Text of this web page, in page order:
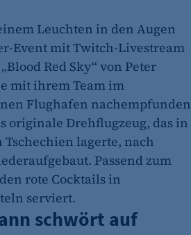
Leuchten in den Augen
Event mit Twitch-Livestream
Red Sky“ von Peter
mit ihrem Team im
Flughafen nachempfunden
originale Drehflugzeug, das in
lagerte, nach
Passend zum
rote Cocktails in
serviert.
schwört auf